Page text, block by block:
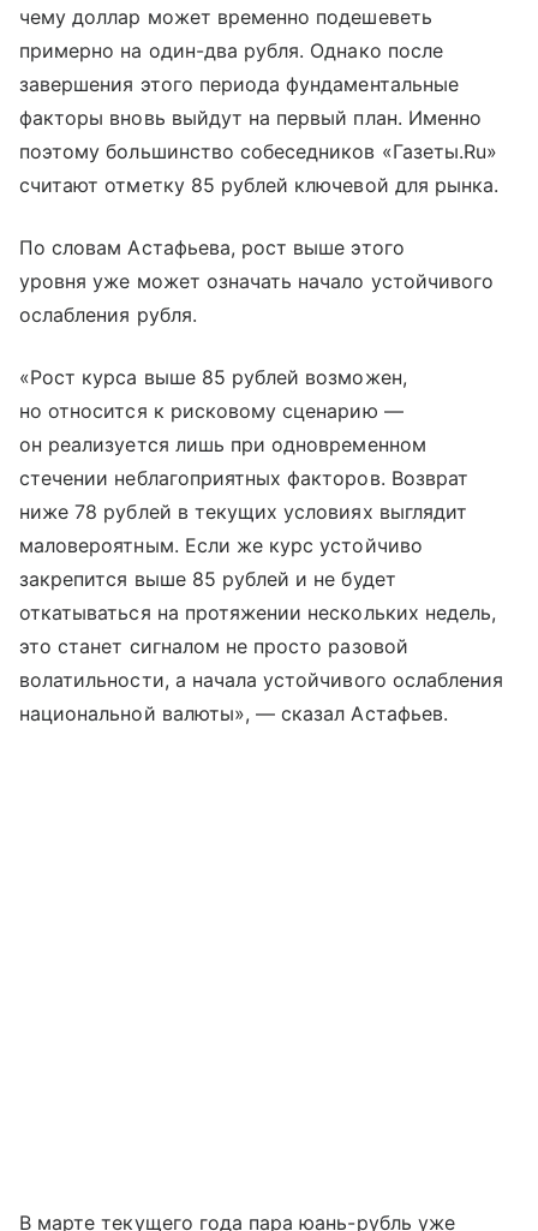
чему доллар может временно подешеветь
примерно на один-два рубля. Однако после
завершения этого периода фундаментальные
факторы вновь выйдут на первый план. Именно
поэтому большинство собеседников «Газеты.Ru»
считают отметку 85 рублей ключевой для рынка.
По словам Астафьева, рост выше этого
уровня уже может означать начало устойчивого
ослабления рубля.
«Рост курса выше 85 рублей возможен,
но относится к рисковому сценарию —
он реализуется лишь при одновременном
стечении неблагоприятных факторов. Возврат
ниже 78 рублей в текущих условиях выглядит
маловероятным. Если же курс устойчиво
закрепится выше 85 рублей и не будет
откатываться на протяжении нескольких недель,
это станет сигналом не просто разовой
волатильности, а начала устойчивого ослабления
национальной валюты», — сказал Астафьев.
В марте текущего года пара юань-рубль уже